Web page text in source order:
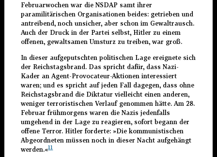
Februarwochen war die NSDAP samt ihrer
paramilitärischen Organisationen beides: getrieben und
antreibend, noch unsicher, aber schon im Gewaltrausch.
Auch der Druck in der Partei selbst, Hitler zu einem
offenen, gewaltsamen Umsturz zu treiben, war groß.
In dieser aufgeputschten politischen Lage ereignete sich
der Reichstagsbrand. Das spricht dafür, dass Nazi-
Kader an Agent-Provocateur-Aktionen interessiert
waren; und es spricht auf jeden Fall dagegen, dass ohne
Reichstagsbrand die Diktatur vielleicht einen anderen,
weniger terroristischen Verlauf genommen hätte. Am 28.
Februar frühmorgens waren die Nazis jedenfalls
umgehend in der Lage zu reagieren, sofort begann der
offene Terror. Hitler forderte: »Die kommunistischen
Abgeordneten müssen noch in dieser Nacht aufgehängt
werden.«11